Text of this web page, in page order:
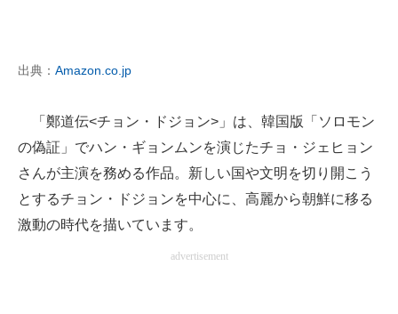
出典： Amazon.co.jp
「鄭道伝<チョン・ドジョン>」は、韓国版「ソロモン
の偽証」でハン・ギョンムンを演じたチョ・ジェヒョン
さんが主演を務める作品。新しい国や文明を切り開こう
とするチョン・ドジョンを中心に、高麗から朝鮮に移る
激動の時代を描いています。
advertisement